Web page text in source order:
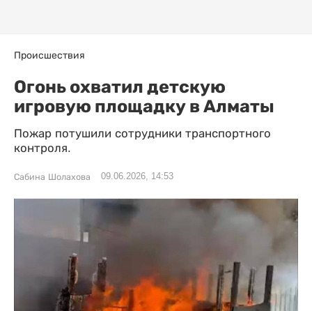
Происшествия
Огонь охватил детскую
игровую площадку в Алматы
Пожар потушили сотрудники транспортного
контроля.
Сабина Шолахова 09.06.2026, 14:53